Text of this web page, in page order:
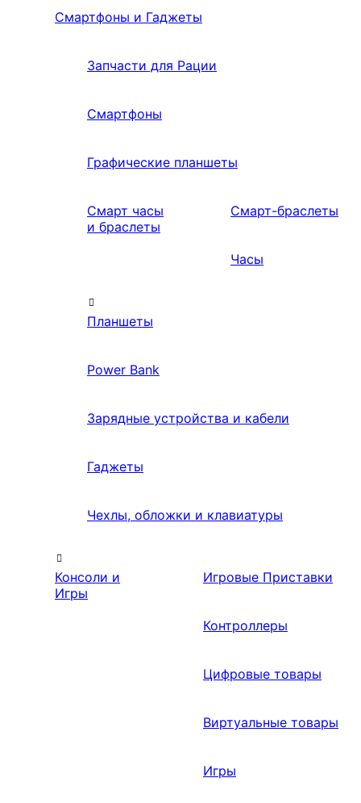
Смартфоны и Гаджеты
Запчасти для Рации
Смартфоны
Графические планшеты
Смарт часы
и браслеты
Смарт-браслеты
Часы
Планшеты
Power Bank
Зарядные устройства и кабели
Гаджеты
Чехлы, обложки и клавиатуры
Консоли и
Игры
Игровые Приставки
Контроллеры
Цифровые товары
Виртуальные товары
Игры